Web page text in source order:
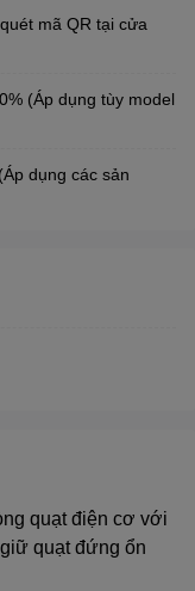
mã QR tại cửa
(Áp dụng tùy model
dụng các sản
quạt điện cơ với
quạt đứng ổn